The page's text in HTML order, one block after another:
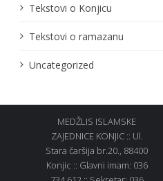
Tekstovi o Konjicu
Tekstovi o ramazanu
Uncategorized
MEDŽLIS ISLAMSKE
ZAJEDNICE KONJIC :: Ul.
Stara čaršija br.20., 88400
Konjic :: Glavni imam: 036